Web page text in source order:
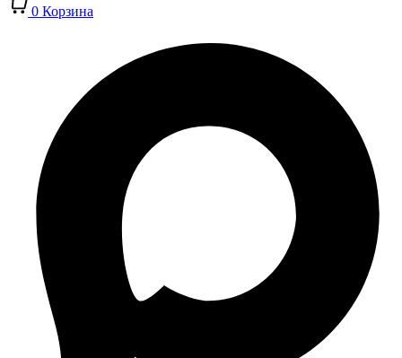
0 Корзина